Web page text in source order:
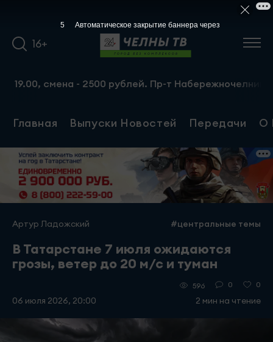
16+
смена - 2500 рублей. Пр-т Набережночелнинский,
Главная Выпуски Новостей Передачи О
Артур Ладожский #центральные темы
В Татарстане 7 июля ожидаются
грозы, ветер до 20 м/с и туман
06 июля 2026, 20:00
596 0 0
2 мин на чтение
5 Автоматическое закрытие баннера через